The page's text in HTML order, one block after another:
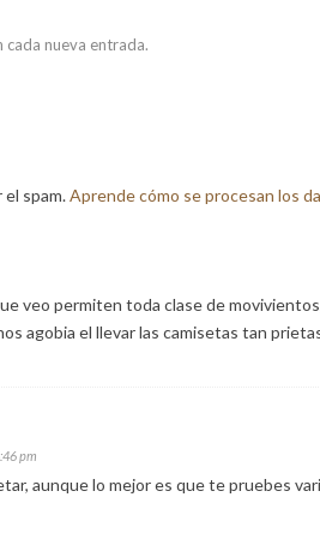
cada nueva entrada.
spam.Aprende cómo se procesan los
veo permiten toda clase de
agobia el llevar las camisetas tan
pm
aunque lo mejor es que te pruebes